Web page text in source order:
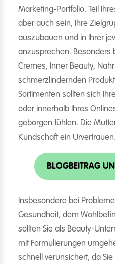
Marketing-Portfolio. Teil
aber auch sein, Ihre
auszubauen und in Ihrer
anzusprechen. Besonders
Cremes, Inner Beauty,
schmerzlindernden
Sortimenten sollten sich
oder innerhalb Ihres
geborgen fühlen. Die
Kundschaft ein Urvertrauen.
BLOGBEITRAG
Insbesondere bei
Gesundheit, dem
sollten Sie als Beauty-
mit Formulierungen
schnell verunsichert, da